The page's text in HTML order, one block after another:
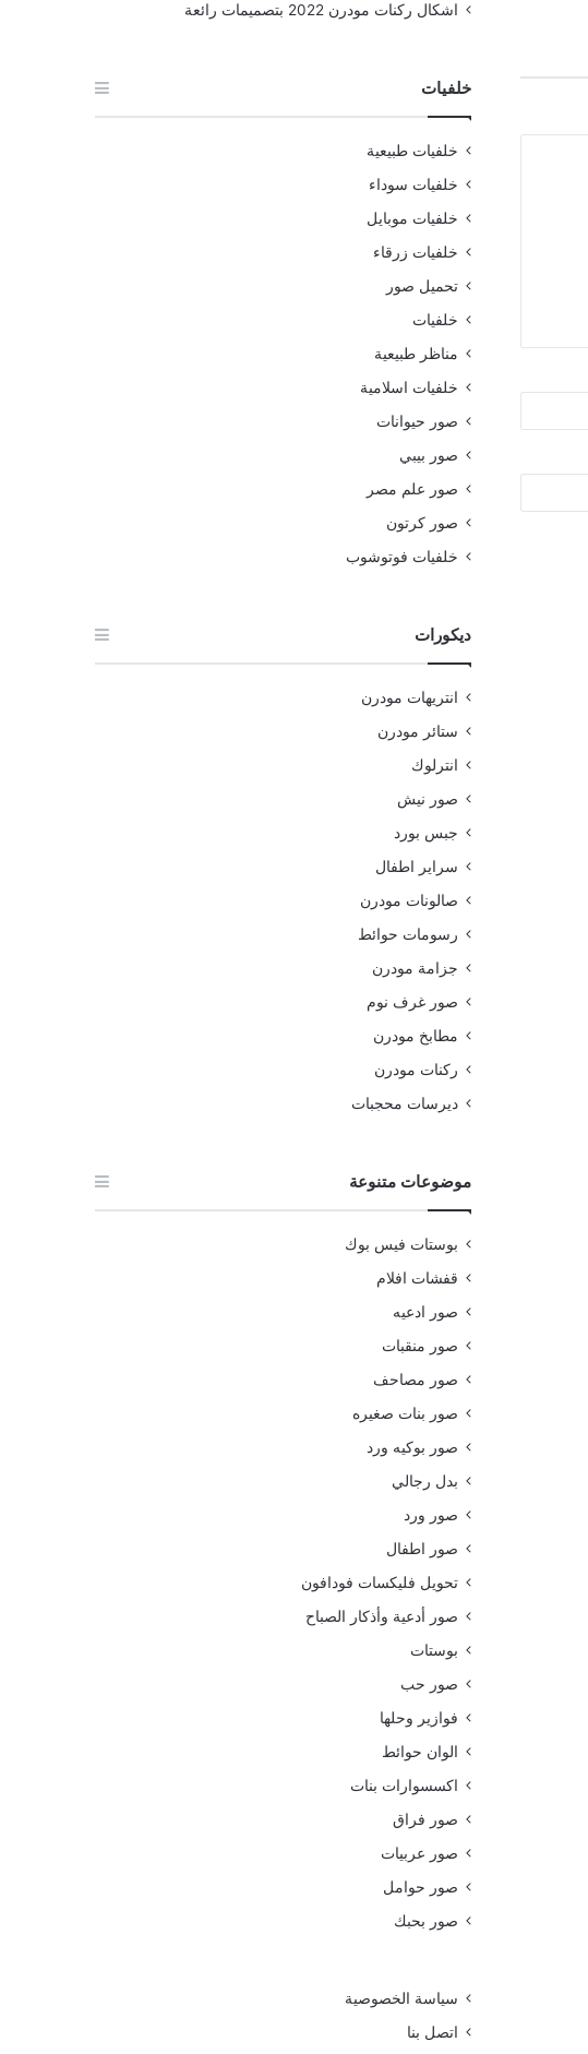
اشكال ركنات مودرن 2022 بتصميمات رائعة
خلفيات
خلفيات طبيعية
خلفيات سوداء
خلفيات موبايل
خلفيات زرقاء
تحميل صور
خلفيات
مناظر طبيعية
خلفيات اسلامية
صور حيوانات
صور بيبي
صور علم مصر
صور كرتون
خلفيات فوتوشوب
ديكورات
انتريهات مودرن
ستائر مودرن
انترلوك
صور نيش
جبس بورد
سراير اطفال
صالونات مودرن
رسومات حوائط
جزامة مودرن
صور غرف نوم
مطابخ مودرن
ركنات مودرن
ديرسات محجبات
موضوعات متنوعة
بوستات فيس بوك
قفشات افلام
صور ادعيه
صور منقبات
صور مصاحف
صور بنات صغيره
صور بوكيه ورد
بدل رجالي
صور ورد
صور اطفال
تحويل فليكسات فودافون
صور أدعية وأذكار الصباح
بوستات
صور حب
فوازير وحلها
الوان حوائط
اكسسوارات بنات
صور فراق
صور عربيات
صور حوامل
صور بحبك
سياسة الخصوصية
اتصل بنا